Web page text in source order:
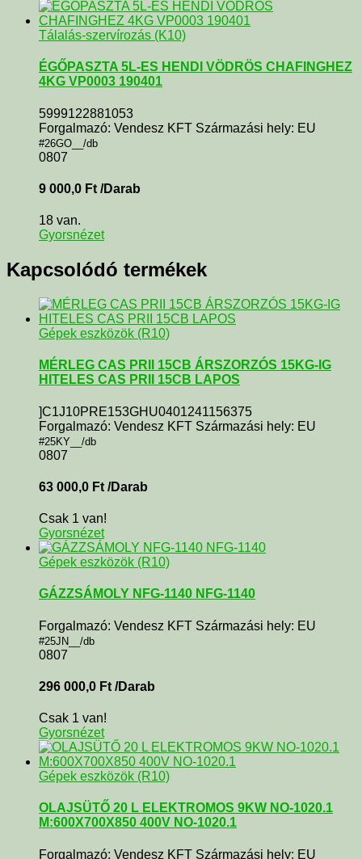
Tálalás-szervírozás (K10)
ÉGŐPASZTA 5L-ES HENDI VÖDRÖS CHAFINGHEZ
4KG VP0003 190401
5999122881053
Forgalmazó: Vendesz KFT Származási hely: EU
#26GO__/db
0807
9 000,0 Ft /Darab
18 van.
Gyorsnézet
Kapcsolódó termékek
Gépek eszközök (R10)
MÉRLEG CAS PRII 15CB ÁRSZORZÓS 15KG-IG
HITELES CAS PRII 15CB LAPOS
]C1J10PRE153GHU0401241156375
Forgalmazó: Vendesz KFT Származási hely: EU
#25KY__/db
0807
63 000,0 Ft /Darab
Csak 1 van!
Gyorsnézet
Gépek eszközök (R10)
GÁZZSÁMOLY NFG-1140 NFG-1140
Forgalmazó: Vendesz KFT Származási hely: EU
#25JN__/db
0807
296 000,0 Ft /Darab
Csak 1 van!
Gyorsnézet
Gépek eszközök (R10)
OLAJSÜTŐ 20 L ELEKTROMOS 9KW NO-1020.1
M:600X700X850 400V NO-1020.1
Forgalmazó: Vendesz KFT Származási hely: EU